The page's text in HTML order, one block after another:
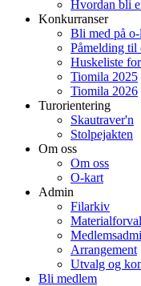
Hvordan bli
Konkurranser
Bli med på
Påmelding til
Huskeliste
Tiomila 2025
Tiomila 2026
Turorientering
Skautraver'n
Stolpejakten
Om oss
Om oss
O-kart
Admin
Filarkiv
Arrangement
Utvalg og
Bli medlem